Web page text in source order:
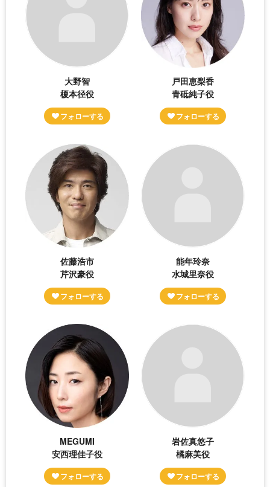
大野智
榎本径役
戸田恵梨香
青砥純子役
佐藤浩市
芹沢豪役
能年玲奈
水城里奈役
MEGUMI
安西理佳子役
岩佐真悠子
橘麻美役